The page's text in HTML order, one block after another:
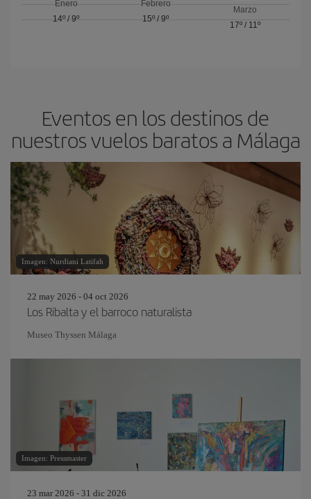
Enero
14º /9º
Febrero
15º / 9º
Marzo
17º/ 11º
Eventos en los destinos de
nuestros vuelos baratos a Málaga
Imagen: Nurdiani Latifah
22 may 2026 - 04 oct 2026
Los Ribalta y el barroco naturalista
Museo Thyssen Málaga
Imagen: Pressmaster
23 mar 2026 - 31 dic 2026